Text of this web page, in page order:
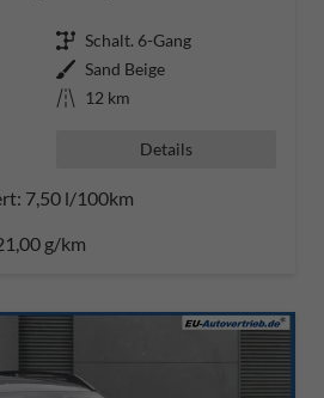
Getriebe Schalt. 6-Gang
Außenfarbe Sand Beige
Kilometerstand 12 km
Details
7,50 l/100km
g/km